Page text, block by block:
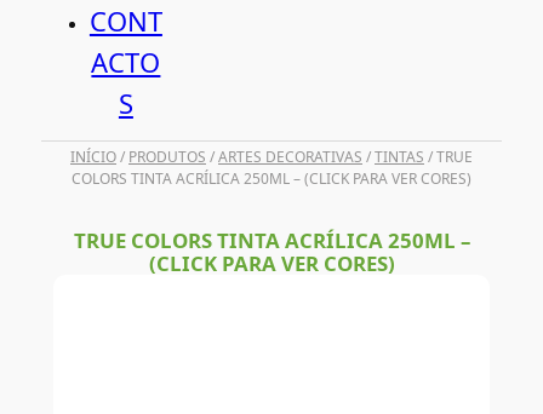
CONT
ACTO
S
INÍCIO/ PRODUTOS /ARTES DECORATIVAS /TINTAS / TRUE
COLORS TINTA ACRÍLICA 250ML – (CLICK PARA VER CORES)
TRUE COLORS TINTA ACRÍLICA 250ML –
(CLICK PARA VER CORES)